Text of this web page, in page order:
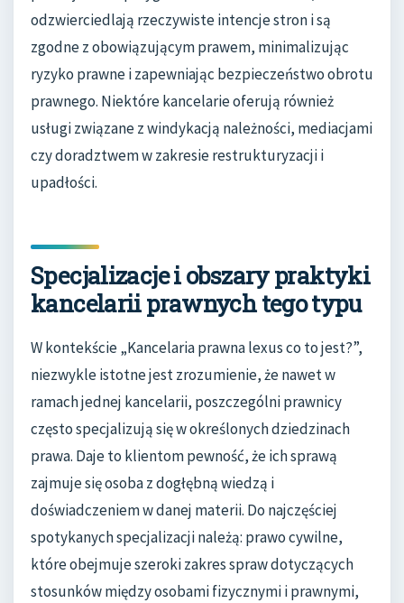
odzwierciedlają rzeczywiste intencje stron i są
zgodne z obowiązującym prawem, minimalizując
ryzyko prawne i zapewniając bezpieczeństwo obrotu
prawnego. Niektóre kancelarie oferują również
usługi związane z windykacją należności, mediacjami
czy doradztwem w zakresie restrukturyzacji i
upadłości.
Specjalizacje i obszary praktyki
kancelarii prawnych tego typu
W kontekście „Kancelaria prawna lexus co to jest?”,
niezwykle istotne jest zrozumienie, że nawet w
ramach jednej kancelarii, poszczególni prawnicy
często specjalizują się w określonych dziedzinach
prawa. Daje to klientom pewność, że ich sprawą
zajmuje się osoba z dogłębną wiedzą i
doświadczeniem w danej materii. Do najczęściej
spotykanych specjalizacji należą: prawo cywilne,
które obejmuje szeroki zakres spraw dotyczących
stosunków między osobami fizycznymi i prawnymi,